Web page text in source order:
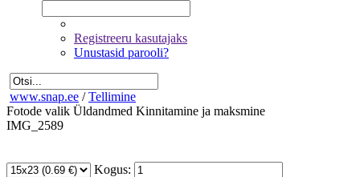
Registreeru kasutajaks
Unustasid parooli?
www.snap.ee / Tellimine
Fotode valik Üldandmed Kinnitamine ja maksmine
IMG_2589
Kogus: